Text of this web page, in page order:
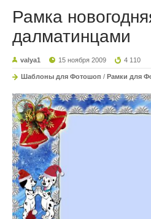
Рамка
далматинцами
valya1 15 ноября 2009 4 110
Шаблоны для Фотошоп / Рамки для